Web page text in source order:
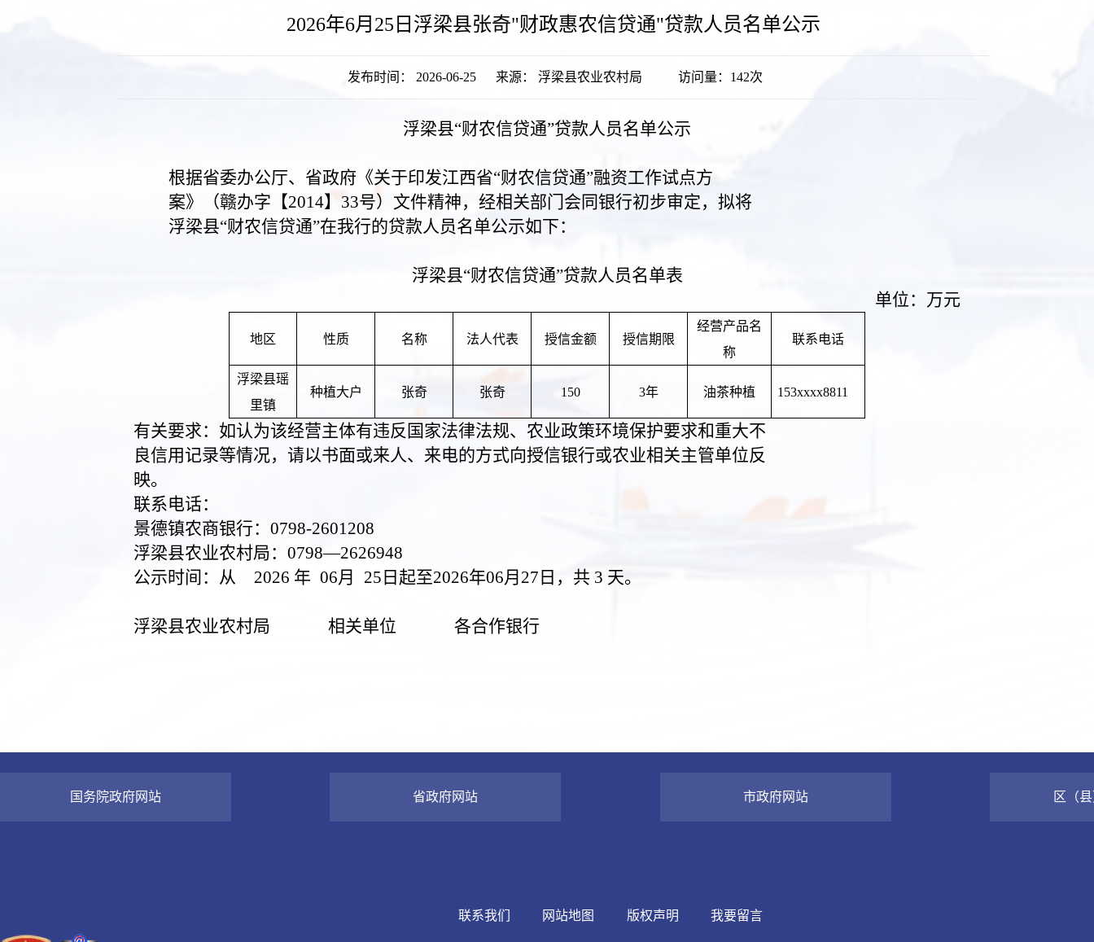
2026年6月25日浮梁县张奇"财政惠农信贷通"贷款人员名单公示
发布时间： 2026-06-25 来源： 浮梁县农业农村局 访问量： 142次
浮梁县“财农信贷通”贷款人员名单公示
根据省委办公厅、省政府《关于印发江西省“财农信贷通”融资工作试点方
案》（赣办字【2014】33号）文件精神，经相关部门会同银行初步审定，拟将
浮梁县“财农信贷通”在我行的贷款人员名单公示如下：
浮梁县“财农信贷通”贷款人员名单表
单位：万元
地区 性质 名称 法人代表 授信金额 授信期限
经营产品名
称
联系电话
浮梁县瑶
里镇
种植大户 张奇 张奇 150 3年 油茶种植 153xxxx8811
有关要求：如认为该经营主体有违反国家法律法规、农业政策环境保护要求和重大不
良信用记录等情况，请以书面或来人、来电的方式向授信银行或农业相关主管单位反
映。
联系电话：
景德镇农商银行： 0798-2601208
浮梁县农业农村局： 0798—2626948
公示时间：从
2026 年 06月 25 日起至2026年06月 27 日，共 3 天。
浮梁县农业农村局 相关单位 各合作银行
国务院政府网站 省政府网站 市政府网站 区（
联系我们 网站地图 版权声明 我要留言